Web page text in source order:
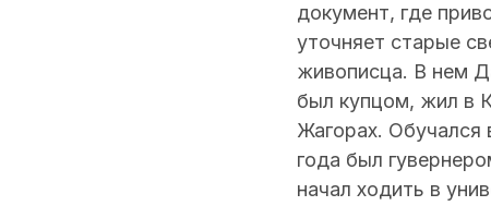
документ, где
уточняет старые
живописца. В нем
был купцом, жил в
Жагорах. Обучался
года был
начал ходить в